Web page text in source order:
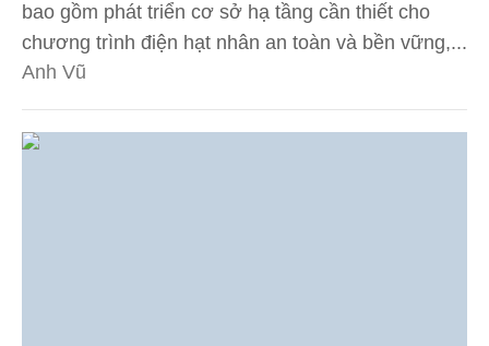
bao gồm phát triển cơ sở hạ tầng cần thiết cho
chương trình điện hạt nhân an toàn và bền vững,...
Anh Vũ